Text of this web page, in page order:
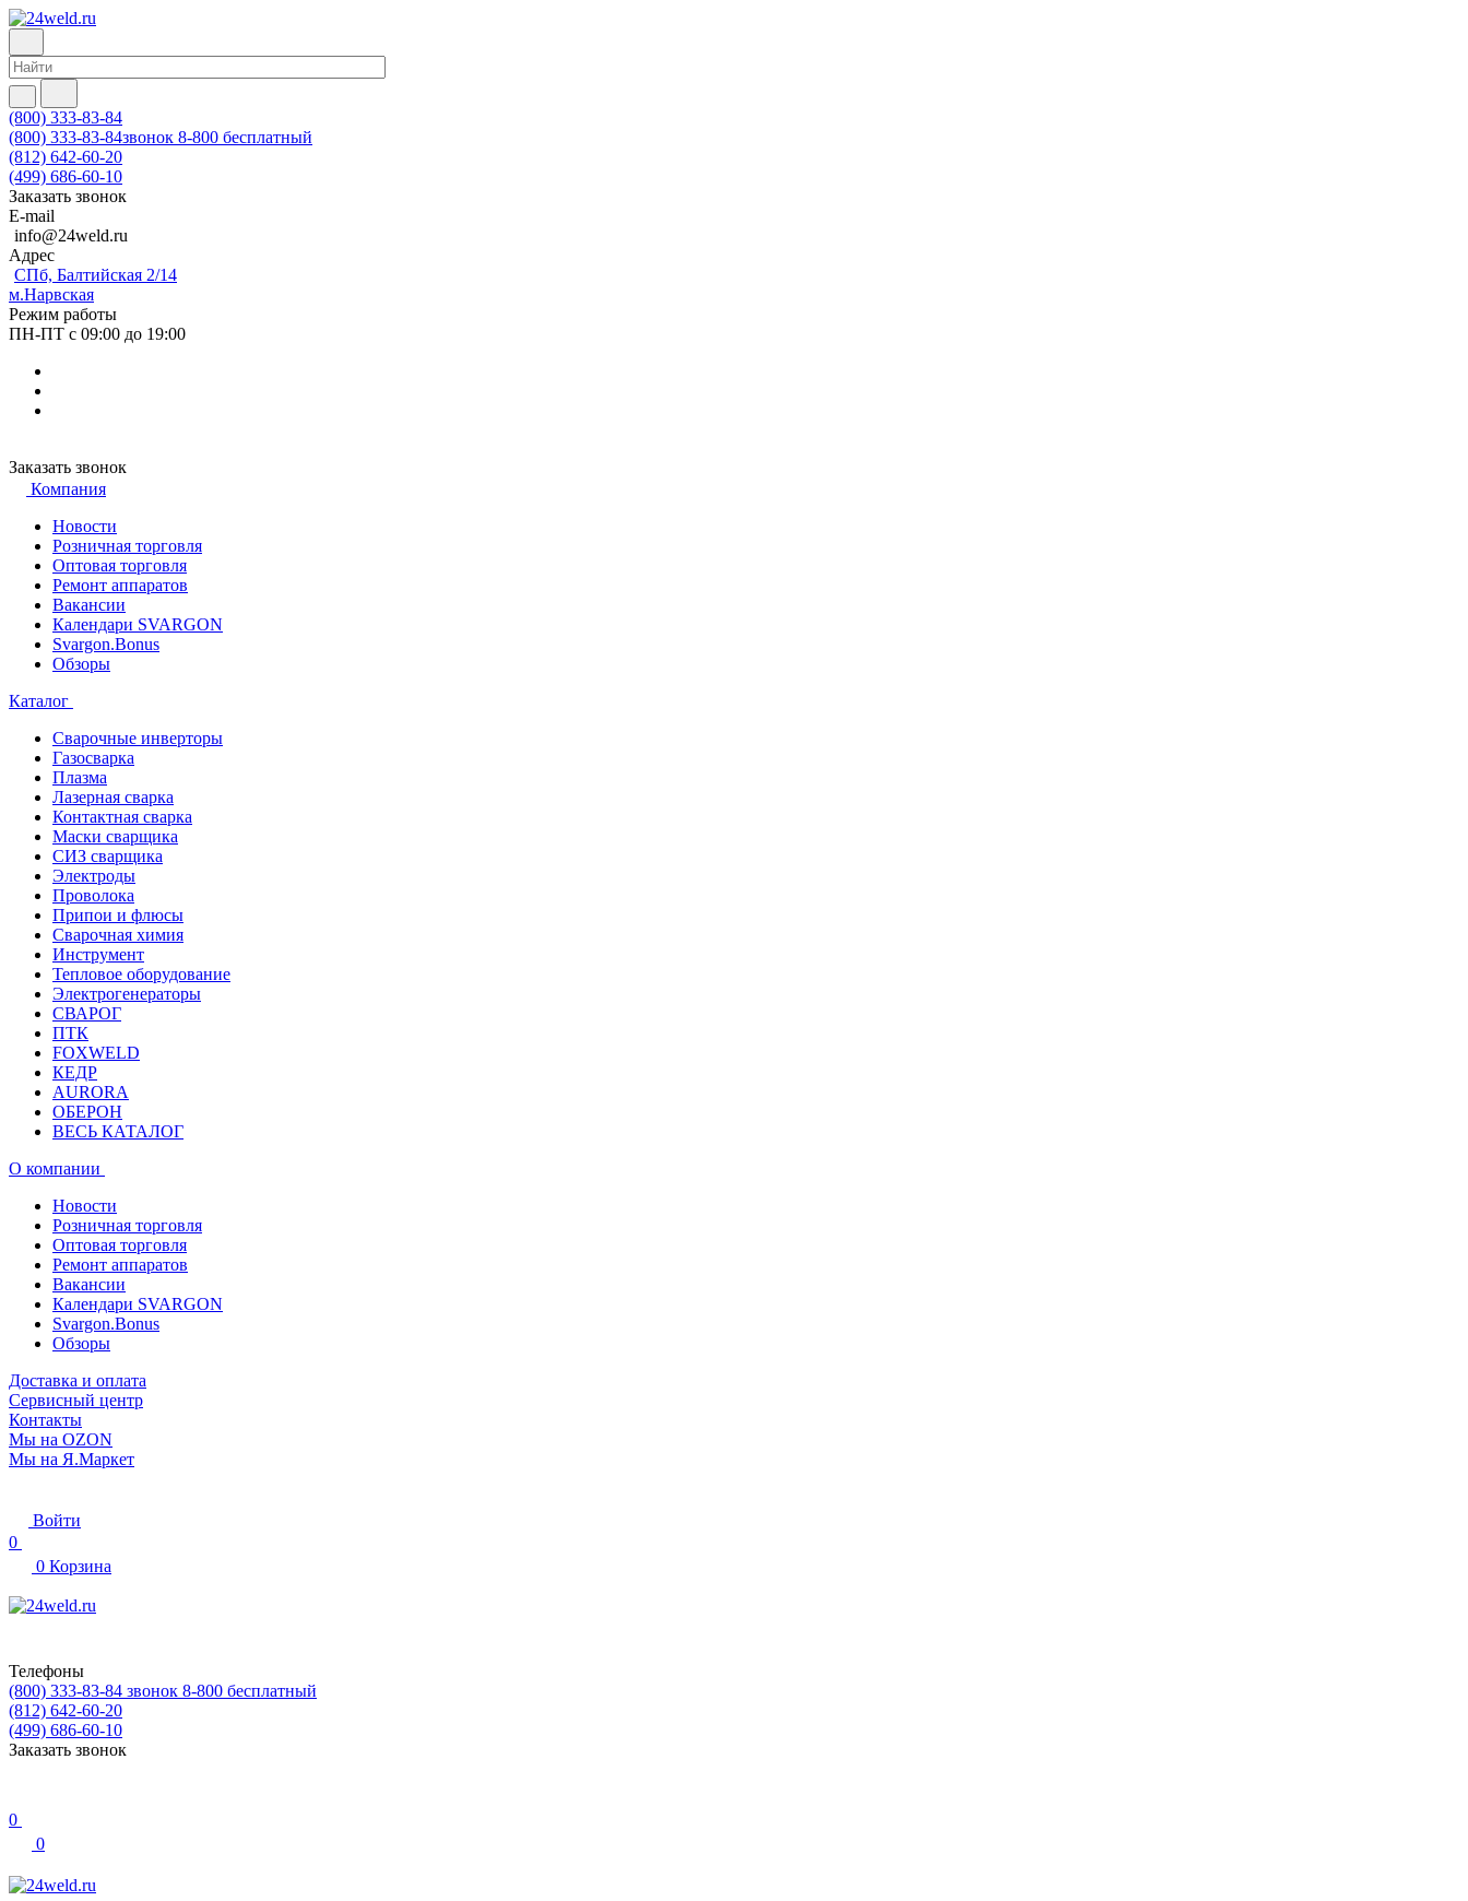
(800) 333-83-84
(800) 333-83-84звонок 8-800 бесплатный
(812) 642-60-20
(499) 686-60-10
Заказать звонок
E-mail
info@24weld.ru
Адрес
СПб, Балтийская 2/14
м.Нарвская
Режим работы
ПН-ПТ с 09:00 до 19:00
Заказать звонок
Компания
Новости
Розничная торговля
Оптовая торговля
Ремонт аппаратов
Вакансии
Календари SVARGON
Svargon.Bonus
Обзоры
Каталог
Сварочные инверторы
Газосварка
Плазма
Лазерная сварка
Контактная сварка
Маски сварщика
СИЗ сварщика
Электроды
Проволока
Припои и флюсы
Сварочная химия
Инструмент
Тепловое оборудование
Электрогенераторы
СВАРОГ
ПТК
FOXWELD
КЕДР
AURORA
ОБЕРОН
ВЕСЬ КАТАЛОГ
О компании
Новости
Розничная торговля
Оптовая торговля
Ремонт аппаратов
Вакансии
Календари SVARGON
Svargon.Bonus
Обзоры
Доставка и оплата
Сервисный центр
Контакты
Мы на OZON
Мы на Я.Маркет
Войти
0
0 Корзина
Телефоны
(800) 333-83-84 звонок 8-800 бесплатный
(812) 642-60-20
(499) 686-60-10
Заказать звонок
0
0